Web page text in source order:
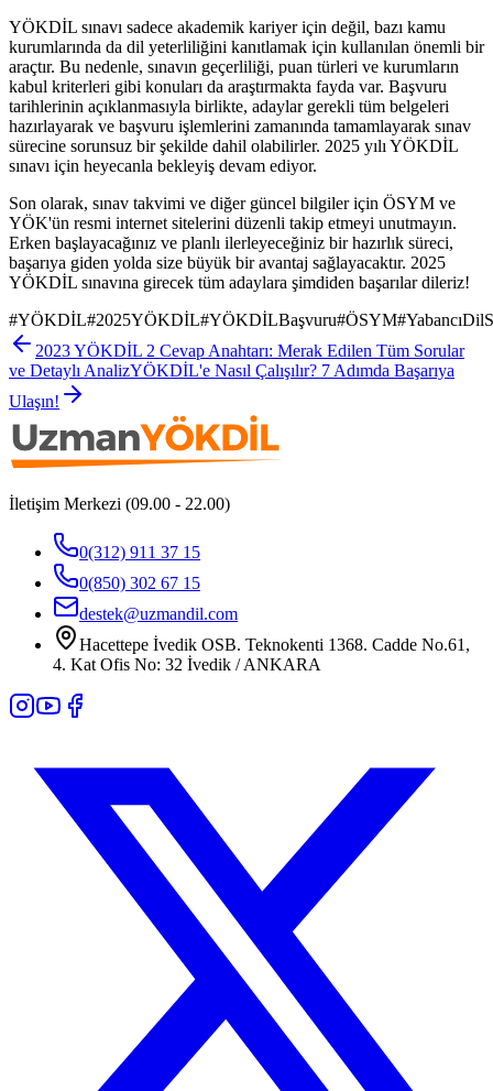
YÖKDİL sınavı sadece akademik kariyer için değil, bazı kamu
kurumlarında da dil yeterliliğini kanıtlamak için kullanılan önemli bir
araçtır. Bu nedenle, sınavın geçerliliği, puan türleri ve kurumların
kabul kriterleri gibi konuları da araştırmakta fayda var. Başvuru
tarihlerinin açıklanmasıyla birlikte, adaylar gerekli tüm belgeleri
hazırlayarak ve başvuru işlemlerini zamanında tamamlayarak sınav
sürecine sorunsuz bir şekilde dahil olabilirler. 2025 yılı YÖKDİL
sınavı için heyecanla bekleyiş devam ediyor.
Son olarak, sınav takvimi ve diğer güncel bilgiler için ÖSYM ve
YÖK'ün resmi internet sitelerini düzenli takip etmeyi unutmayın.
Erken başlayacağınız ve planlı ilerleyeceğiniz bir hazırlık süreci,
başarıya giden yolda size büyük bir avantaj sağlayacaktır. 2025
YÖKDİL sınavına girecek tüm adaylara şimdiden başarılar dileriz!
#YÖKDİL#2025YÖKDİL#YÖKDİLBaşvuru#ÖSYM#
2023 YÖKDİL 2 Cevap Anahtarı: Merak Edilen Tüm Sorular
ve Detaylı AnalizYÖKDİL'e Nasıl Çalışılır? 7 Adımda Başarıya
Ulaşın!
İletişim Merkezi (09.00 - 22.00)
0(312) 911 37 15
0(850) 302 67 15
destek@uzmandil.com
Hacettepe İvedik OSB. Teknokenti 1368. Cadde No.61,
4. Kat Ofis No: 32 İvedik / ANKARA